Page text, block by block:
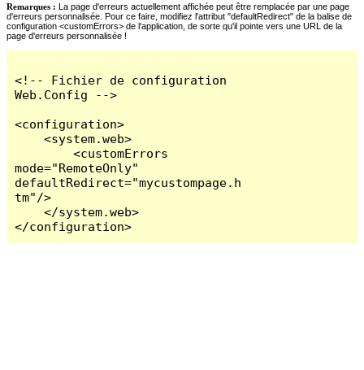
Remarques : La page d'erreurs actuellement affichée peut être remplacée par une page
d'erreurs personnalisée. Pour ce faire, modifiez l'attribut "defaultRedirect" de la balise de
configuration <customErrors> de l'application, de sorte qu'il pointe vers une URL de la
page d'erreurs personnalisée !
<!-- Fichier de configuration
Web.Config -->
<configuration>
    <system.web>
        <customErrors
mode="RemoteOnly"
defaultRedirect="mycustompage.h
tm"/>
    </system.web>
</configuration>